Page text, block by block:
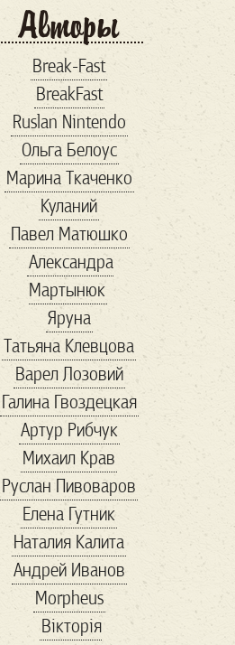
brand
business lunch
comiccon comix
conservative
coronavirus
cosplay
COVID-19
cryptocurency dc
digitalID Facebook
Fashion forbes
Forbs Game Gavi
good guardian
hackathon HR
ID2020
Instagram
maga
Marketing marvel
MMA online
playstation
politicalmemes
politics republican
rightwing
rightwingpopulism
SARSCoV2
savemariupol
Авторы
Break-Fast
BreakFast
Ruslan Nintendo
Ольга Белоус
Марина Ткаченко
Куланий
Павел Матюшко
Александра
Мартынюк
Яруна
Татьяна Клевцова
Варел Лозовий
Галина Гвоздецкая
Артур Рибчук
Михаил Крав
Руслан Пивоваров
Елена Гутник
Наталия Калита
Андрей Иванов
Morpheus
Вікторія